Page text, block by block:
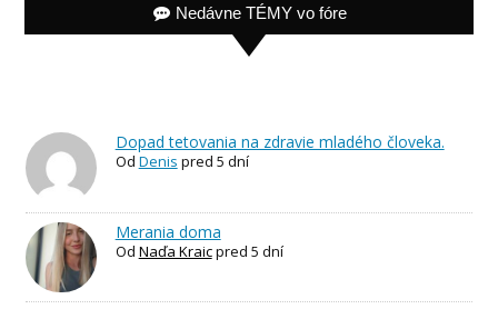
Nedávne TÉMY vo fóre
Dopad tetovania na zdravie mladého človeka.
Od Denis pred 5 dní
Merania doma
Od Naďa Kraicpred 5 dní